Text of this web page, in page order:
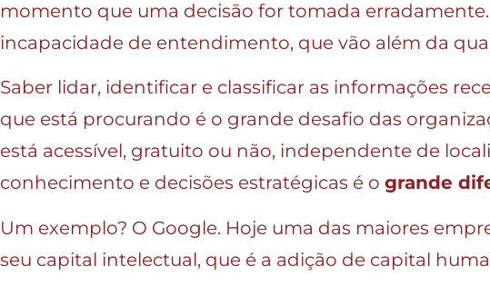
momento que uma decisão for tomada
incapacidade de entendimento, que vão além da
Saber lidar, identificar e classificar as informações
que está procurando é o grande desafio das
está acessível, gratuito ou não, independente de
conhecimento e decisões estratégicas é o grande
Um exemplo? O Google. Hoje uma das maiores
seu capital intelectual, que é a adição de capital